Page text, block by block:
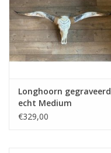
Longhoorn gegraveerd
echt Medium
€329,00